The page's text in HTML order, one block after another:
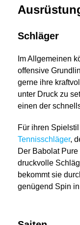
Schläger
Im Allgemeinen
offensive
gerne ihre
unter Druck zu
einen der
Für ihren
Tennisschläger,
Der Babolat
druckvolle
bekommt sie
genügend Spin